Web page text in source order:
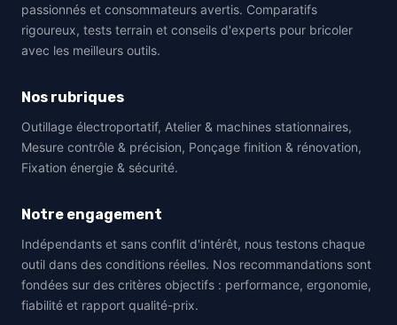
passionnés et consommateurs avertis. Comparatifs
rigoureux, tests terrain et conseils d'experts pour bricoler
avec les meilleurs outils.
Nos rubriques
Outillage électroportatif, Atelier & machines stationnaires,
Mesure contrôle & précision, Ponçage finition & rénovation,
Fixation énergie & sécurité.
Notre engagement
Indépendants et sans conflit d'intérêt, nous testons chaque
outil dans des conditions réelles. Nos recommandations sont
fondées sur des critères objectifs : performance, ergonomie,
fiabilité et rapport qualité-prix.